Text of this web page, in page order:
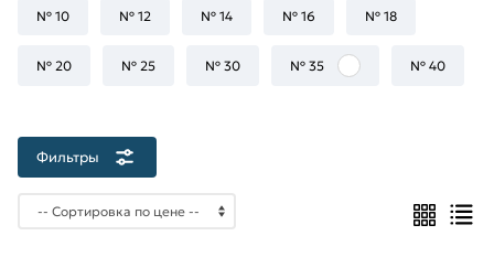
№ 10 № 12 № 14 № 16 № 18
№ 20 № 25 № 30 № 35 № 40
Фильтры
руб.
Длина